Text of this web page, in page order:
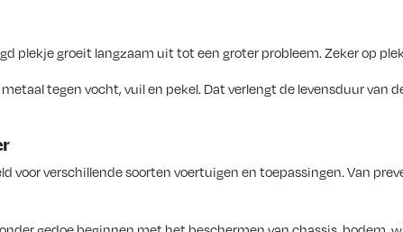
plekje groeit langzaam uit tot een groter probleem. Zeker op
tegen vocht, vuil en pekel. Dat verlengt de levensduur van
voor verschillende soorten voertuigen en toepassingen. Van